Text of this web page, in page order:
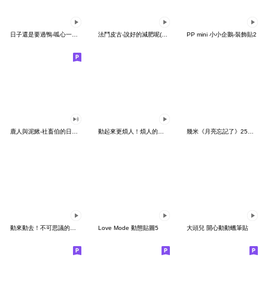
日子還是要過鴨-呱心一下鴨 法鬥皮古-說好的減肥呢(第15彈) PP mini 小小企鵝-裝飾貼2
幾米《月亮忘記了》25周年 x 晴天P莉
Love Mode 動態貼圖5 大頭兒 開心動動蠟筆貼